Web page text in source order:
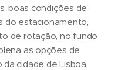
boas condições de
do estacionamento,
de rotação, no fundo
as opções de
cidade de Lisboa,